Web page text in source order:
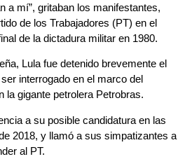
a mí”, gritaban los manifestantes,
de los Trabajadores (PT) en el
de la dictadura militar en 1980.
Lula fue detenido brevemente el
interrogado en el marco del
la gigante petrolera Petrobras.
a su posible candidatura en las
2018, y llamó a sus simpatizantes a
al PT.